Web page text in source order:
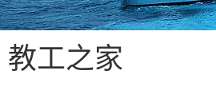
教工之家